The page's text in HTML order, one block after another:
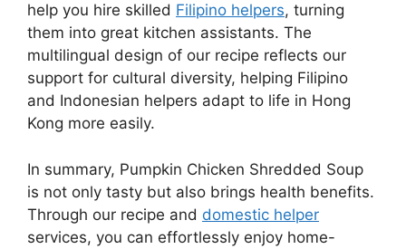
help you hire skilled Filipino helpers, turning
them into great kitchen assistants. The
multilingual design of our recipe reflects our
support for cultural diversity, helping Filipino
and Indonesian helpers adapt to life in Hong
Kong more easily.
In summary, Pumpkin Chicken Shredded Soup
is not only tasty but also brings health benefits.
Through our recipe and domestic helper
services, you can effortlessly enjoy home-